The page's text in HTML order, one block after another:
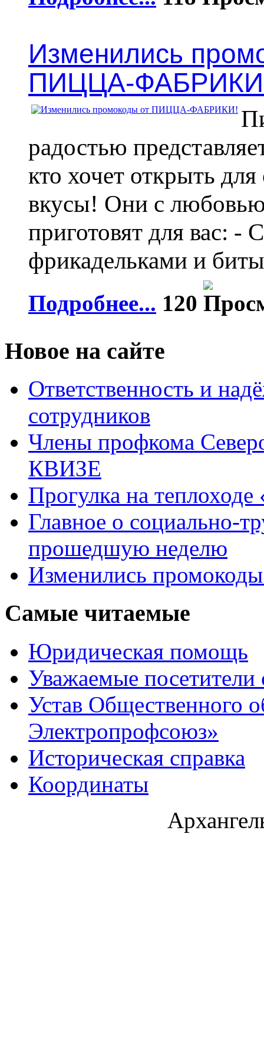
Изменились
ПИЦЦА-
радостью
кто хочет открыть
вкусы! Они с любовью
приготовят для вас: -
фрикадельками и
Подробнее... 120
Новое на сайте
Ответственность и
сотрудников
Члены профкома
КВИЗЕ
Прогулка на
Главное о социально-
прошедшую неделю
Изменились
Самые читаемые
Юридическая помощь
Уважаемые посетители
Устав Общественного
Электропрофсоюз»
Историческая справка
Координаты